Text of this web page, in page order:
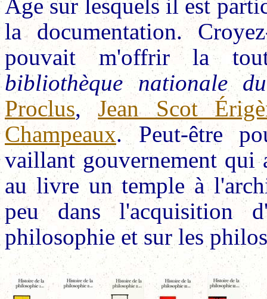
Âge sur lesquels il est
la documentation.
pouvait m'offrir la
bibliothèque nationale
Proclus,Jean Scot
Champeaux. Peut-être
vaillant gouvernement qui
au livre un temple à
peu dans l'acquisition
philosophie et sur les